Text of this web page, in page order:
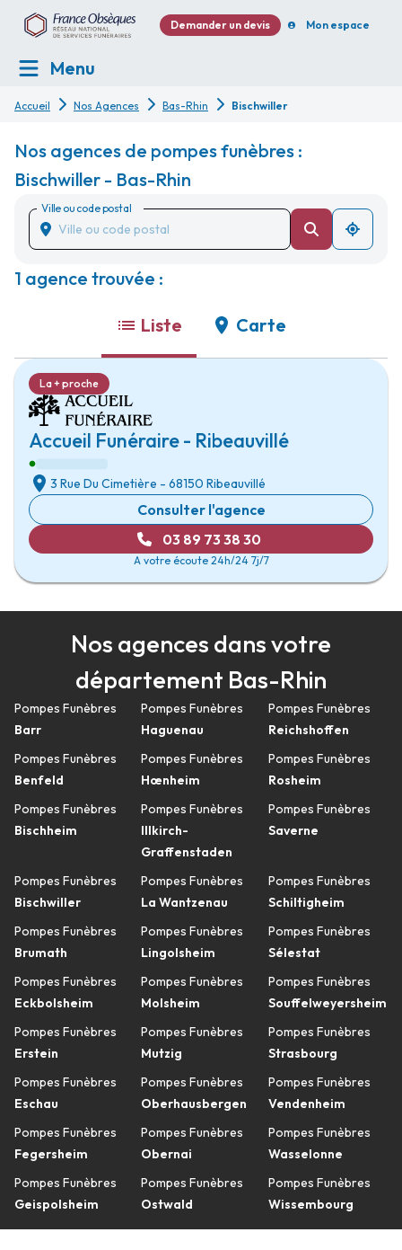
Demander un devis Mon espace
Menu
Accueil Nos Agences Bas-Rhin Bischwiller
Nos agences de pompes funèbres :
Bischwiller - Bas-Rhin
Ville ou code postal
1 agence trouvée :
Liste Carte
Accueil Funéraire - Ribeauvillé
La + proche
3 Rue Du Cimetière - 68150 Ribeauvillé
Consulter l'agence
03 89 73 38 30
A votre écoute 24h/24 7j/7
Nos agences dans votre
département Bas-Rhin
Pompes Funèbres
Barr
Pompes Funèbres
Benfeld
Pompes Funèbres
Bischheim
Pompes Funèbres
Bischwiller
Pompes Funèbres
Brumath
Pompes Funèbres
Eckbolsheim
Pompes Funèbres
Erstein
Pompes Funèbres
Eschau
Pompes Funèbres
Fegersheim
Pompes Funèbres
Geispolsheim
Pompes Funèbres
Haguenau
Pompes Funèbres
Hœnheim
Pompes Funèbres
Illkirch-
Graffenstaden
Pompes Funèbres
La Wantzenau
Pompes Funèbres
Lingolsheim
Pompes Funèbres
Molsheim
Pompes Funèbres
Mutzig
Pompes Funèbres
Oberhausbergen
Pompes Funèbres
Obernai
Pompes Funèbres
Ostwald
Pompes Funèbres
Reichshoffen
Pompes Funèbres
Rosheim
Pompes Funèbres
Saverne
Pompes Funèbres
Schiltigheim
Pompes Funèbres
Sélestat
Pompes Funèbres
Souffelweyersheim
Pompes Funèbres
Strasbourg
Pompes Funèbres
Vendenheim
Pompes Funèbres
Wasselonne
Pompes Funèbres
Wissembourg